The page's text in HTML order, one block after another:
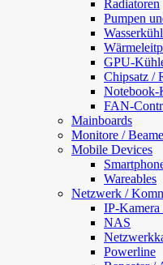
Radiatoren
Pumpen
GPU-
Chipsatz /
Notebook-
FAN-
Mainboards
Monitore /
Mobile Devices
Wareables
Netzwerk /
IP-
NAS
Powerline